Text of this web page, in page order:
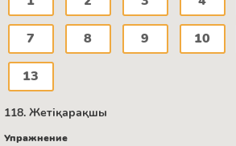
7 8 9 10
13
118. Жетіқарақшы
Упражнение